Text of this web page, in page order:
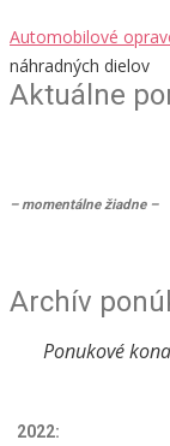
Automobilové
náhradných dielov
Aktuálne
– momentálne žiadne –
Archív
Ponukové
2022: